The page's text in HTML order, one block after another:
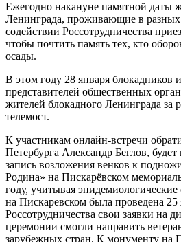
Ежегодно накануне памятной даты
Ленинграда, проживающие в
содействии Россотрудничества
чтобы почтить память тех, кто
осады.
В этом году 28 января блокадников
представителей общественных
жителей блокадного Ленинграда за
телемост.
К участникам онлайн-встречи
Петербурга Александр Беглов,
запись возложения венков к
Родина» на Пискарёвском
году, учитывая
на Пискаревском была проведена
Россотрудничества свои заявки на
церемонии смогли направить
зарубежных стран. К монументу на